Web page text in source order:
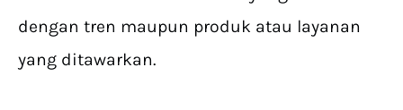
dengan tren maupun produk atau layanan
yang ditawarkan.